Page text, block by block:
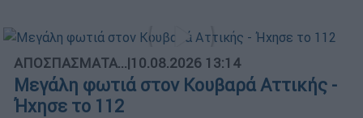
ΑΠΟΣΠΑΣΜΑΤΑ...|10.08.2026 13:14
Μεγάλη φωτιά στον Κουβαρά Αττικής -
Ήχησε το 112